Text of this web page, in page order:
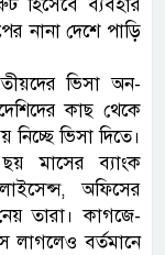
হিসেবে ব্যবহার
নানা দেশে পাড়ি
ভিসা অন-
কাছ থেকে
ভিসা দিতে।
মাসের ব্যাংক
অফিসের
তারা। কাগজে-
লাগলেও বর্তমানে